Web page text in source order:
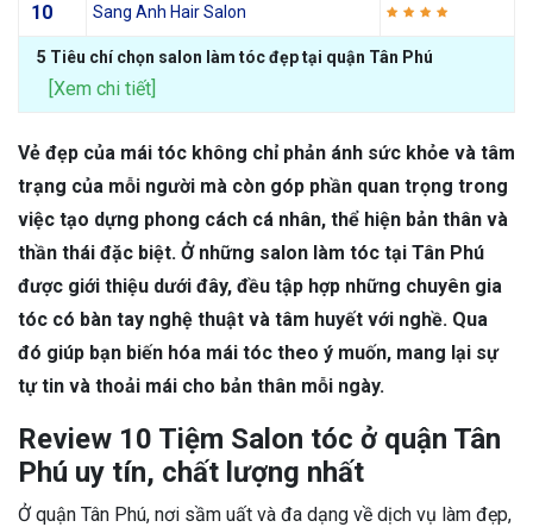
10 Sang Anh Hair Salon
5 Tiêu chí chọn salon làm tóc đẹp tại quận Tân Phú
[Xem chi tiết]
Vẻ đẹp của mái tóc không chỉ phản ánh sức khỏe và tâm
trạng của mỗi người mà còn góp phần quan trọng trong
việc tạo dựng phong cách cá nhân, thể hiện bản thân và
thần thái đặc biệt. Ở những salon làm tóc tại Tân Phú
được giới thiệu dưới đây, đều tập hợp những chuyên gia
tóc có bàn tay nghệ thuật và tâm huyết với nghề. Qua
đó giúp bạn biến hóa mái tóc theo ý muốn, mang lại sự
tự tin và thoải mái cho bản thân mỗi ngày.
Review 10 Tiệm Salon tóc ở quận Tân
Phú uy tín, chất lượng nhất
Ở quận Tân Phú, nơi sầm uất và đa dạng về dịch vụ làm đẹp,